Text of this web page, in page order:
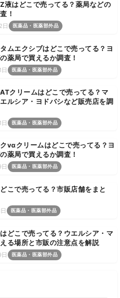
液はどこで売ってる？薬局などの
！
医薬品・医薬部外品
ムエクシブはどこで売ってる？ヨ
薬局で買えるか調査！
医薬品・医薬部外品
クリームはどこで売ってる？マ
ルシア・ヨドバシなど販売店を調
医薬品・医薬部外品
vαクリームはどこで売ってる？ヨ
薬局で買えるか調査！
医薬品・医薬部外品
こで売ってる？市販店舗をまと
医薬品・医薬部外品
どこで売ってる？ウエルシア・マ
る場所と市販の注意点を解説
医薬品・医薬部外品